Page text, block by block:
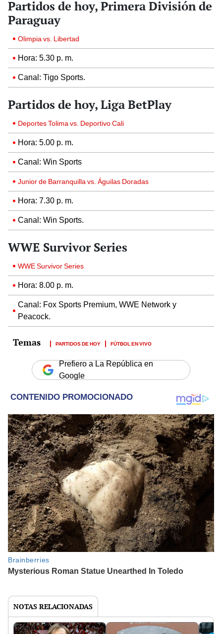
Partidos de hoy, Primera División de
Paraguay
Olimpia vs. Libertad
Hora: 5.30 p. m.
Canal: Tigo Sports.
Partidos de hoy, Liga BetPlay
Deportes Tolima vs. Deportivo Cali
Hora: 5.00 p. m.
Canal: Win Sports
Junior de Barranquilla vs. Águilas Doradas
Hora: 7.30 p. m.
Canal: Win Sports.
WWE Survivor Series
WWE Survivor Series
Hora: 8.00 p. m.
Canal: Fox Sports Premium, WWE Network y
Peacock.
PARTIDOS DE HOY FÚTBOL EN VIVO
Prefiero a La República en
Google
NOTAS RELACIONADAS